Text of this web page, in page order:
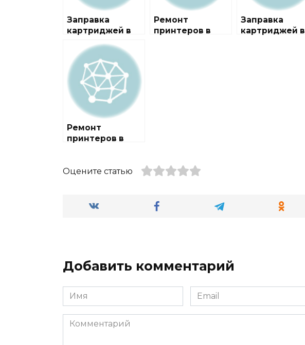
Заправка
картриджей в
Кокошкино
Ремонт
принтеров в
Заправка
картриджей в
Ремонт
принтеров в
Оцените статью
Добавить комментарий
Имя Email
Комментарий